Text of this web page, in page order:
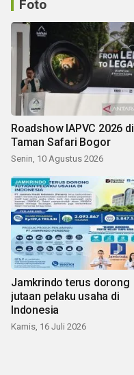
Foto
Roadshow IAPVC 2026 di
Taman Safari Bogor
Senin, 10 Agustus 2026
Jamkrindo terus dorong
jutaan pelaku usaha di
Indonesia
Kamis, 16 Juli 2026